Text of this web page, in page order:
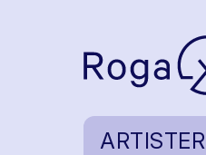
ARTISTER